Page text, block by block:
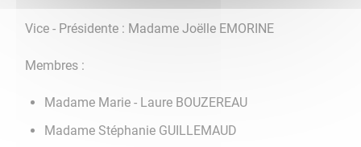
Vice - Présidente : Madame Joëlle EMORINE
Membres :
Madame Marie - Laure BOUZEREAU
Madame Stéphanie GUILLEMAUD